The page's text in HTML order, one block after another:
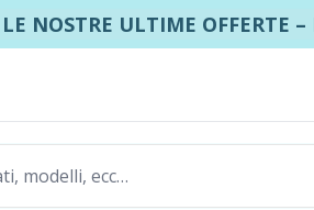
LE NOSTRE ULTIME OFFERTE